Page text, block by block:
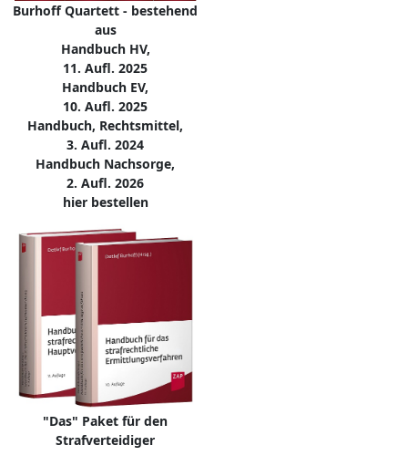
Burhoff Quartett - bestehend
aus
Handbuch HV,
11. Aufl. 2025
Handbuch EV,
10. Aufl. 2025
Handbuch, Rechtsmittel,
3. Aufl. 2024
Handbuch Nachsorge,
2. Aufl. 2026
hier bestellen
"Das" Paket für den
Strafverteidiger